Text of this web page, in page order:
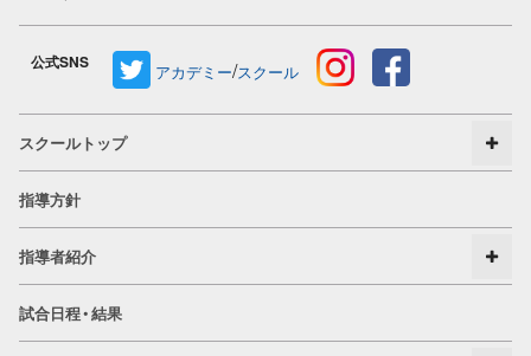
公式SNS アカデミー/スクール
スクールトップ
指導方針
指導者紹介
試合日程・結果